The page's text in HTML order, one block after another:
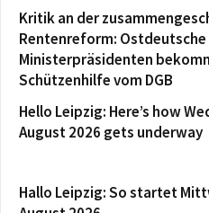
Kritik an der
Rentenreform: Ostdeutsche
Ministerpräsidenten
Schützenhilfe vom DGB
Hello Leipzig: Here’s how
August 2026 gets underway
Hallo Leipzig: So startet